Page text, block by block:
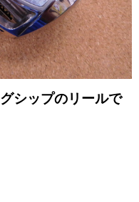
シップのリールで